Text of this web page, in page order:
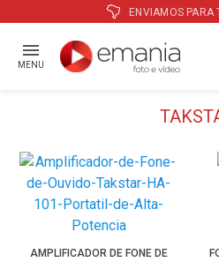
ATÉ12XE PREÇO
MENU
AMPLIFICADOR DE FONE DE